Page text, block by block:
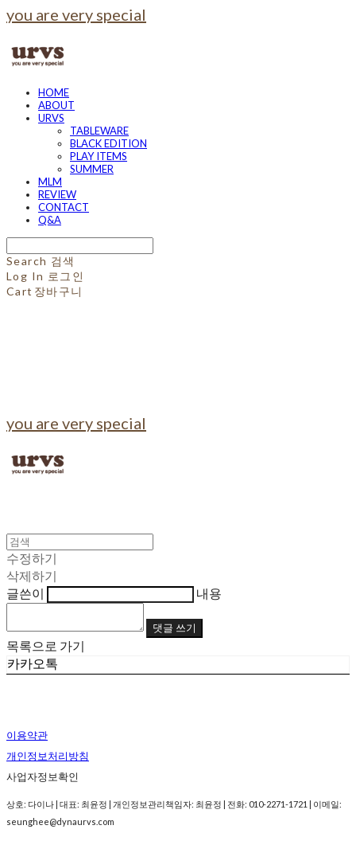
you are very special
HOME
ABOUT
URVS
TABLEWARE
BLACK EDITION
PLAY ITEMS
SUMMER
MLM
REVIEW
CONTACT
Q&A
Search 검색
Log In 로그인
Cart 장바구니
you are very special
수정하기
삭제하기
글쓴이
내용
댓글 쓰기
목록으로 가기
카카오톡
이용약관
개인정보처리방침
사업자정보확인
상호: 다이나 | 대표: 최윤정 | 개인정보관리책임자: 최윤정 | 전화: 010-2271-1721 | 이메일:
seunghee@dynaurvs.com